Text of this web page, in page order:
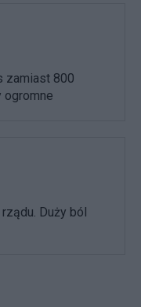
zamiast 800
ogromne
Duży ból